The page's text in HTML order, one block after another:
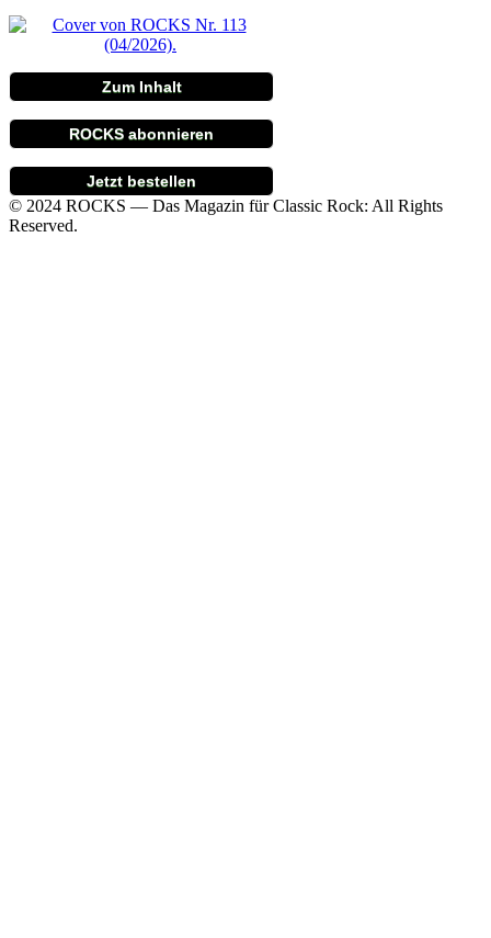
Zum Inhalt
ROCKS abonnieren
Jetzt bestellen
© 2024 ROCKS — Das Magazin für Classic Rock: All Rights
Reserved.